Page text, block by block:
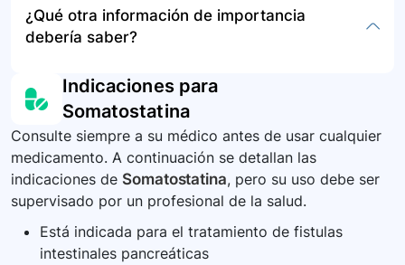
proporcionados, pero generalmente estos
medicamentos deben almacenarse según las
acuerdo con las recomendaciones de la
institución de salud para evitar el mal uso o
daño ambiental.
administración es controlada por profesionales
sanitarios, se deberá actuar según los
salud, proporcionando el tratamiento de soporte
necesario y monitorizando al paciente de cerca
para cualquier signo adverso.
¿Qué otra información de importancia
debería saber?
seguridad de la somatostatina para el
tratamiento de hemorragias de vías digestivas
altas secundaria a várices esofágicas, siendo
comparable a medicamentos como octreótido y
terlipresina sin diferencias significativas en
mortalidad, control del sangrado y resangrado.
Indicaciones para
Somatostatina
Consulte siempre a su médico antes de usar cualquier
medicamento. A continuación se detallan las
indicaciones de Somatostatina, pero su uso debe ser
supervisado por un profesional de la salud.
Está indicada para el tratamiento de fistulas
intestinales pancreáticas